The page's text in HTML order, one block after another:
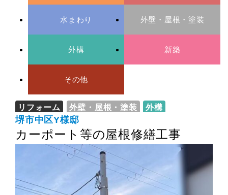
水まわり 外壁・屋根・塗装
外構 新築
その他
リフォーム 外壁・屋根・塗装 外構
堺市中区Y様邸
カーポート等の屋根修繕工事